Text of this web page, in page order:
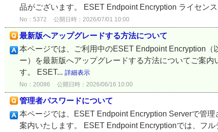
品がございます。 ESET Endpoint Encryption ライセン
No：5372 公開日時：2026/07/01 10:00
最新版へアップグレードする方法について
本ページでは、ご利用中のESET Endpoint Encryption
ー）を最新版へアップグレードする方法についてご案
す。 ESET... 詳細表示
No：20086 公開日時：2026/06/16 10:00
管理者パスワードについて
本ページでは、ESET Endpoint Encryption Serverで管
案内いたします。 ESET Endpoint Encryptionでは、フ